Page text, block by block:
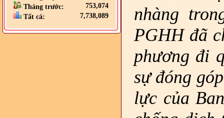
Tháng trước:
753,074
Tất cả:
7,738,089
nhàng
PGHH đã
phương đi
sự đóng
lực của